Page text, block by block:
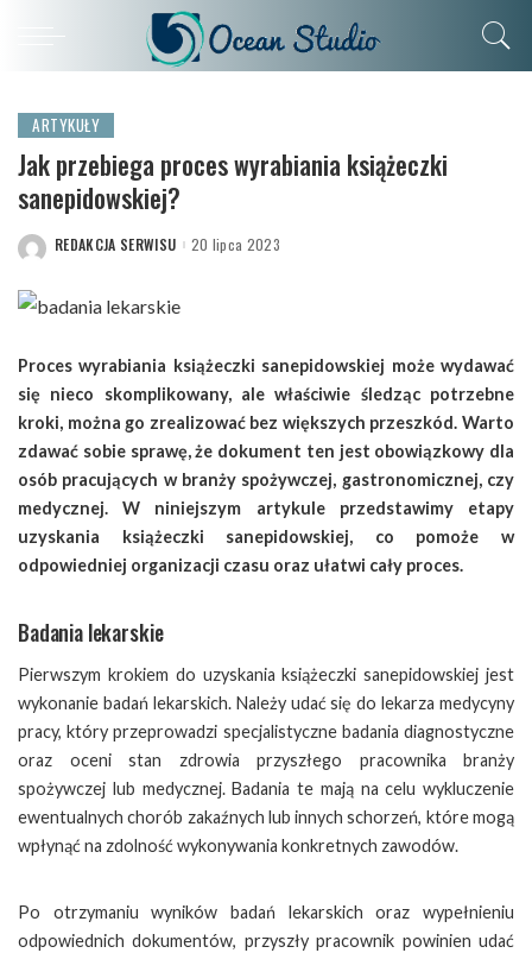
ARTYKUŁY
Jak przebiega proces wyrabiania książeczki
sanepidowskiej?
POSTED
REDAKCJA SERWISU 20 lipca 2023
Proces wyrabiania książeczki sanepidowskiej może wydawać
się nieco skomplikowany, ale właściwie śledząc potrzebne
kroki, można go zrealizować bez większych przeszkód. Warto
zdawać sobie sprawę, że dokument ten jest obowiązkowy dla
osób pracujących w branży spożywczej, gastronomicznej, czy
medycznej. W niniejszym artykule przedstawimy etapy
uzyskania książeczki sanepidowskiej, co pomoże w
odpowiedniej organizacji czasu oraz ułatwi cały proces.
Badania lekarskie
Pierwszym krokiem do uzyskania książeczki sanepidowskiej jest
wykonanie badań lekarskich. Należy udać się do lekarza medycyny
pracy, który przeprowadzi specjalistyczne badania diagnostyczne
oraz oceni stan zdrowia przyszłego pracownika branży
spożywczej lub medycznej. Badania te mają na celu wykluczenie
ewentualnych chorób zakaźnych lub innych schorzeń, które mogą
wpłynąć na zdolność wykonywania konkretnych zawodów.
Po otrzymaniu wyników badań lekarskich oraz wypełnieniu
odpowiednich dokumentów, przyszły pracownik powinien udać